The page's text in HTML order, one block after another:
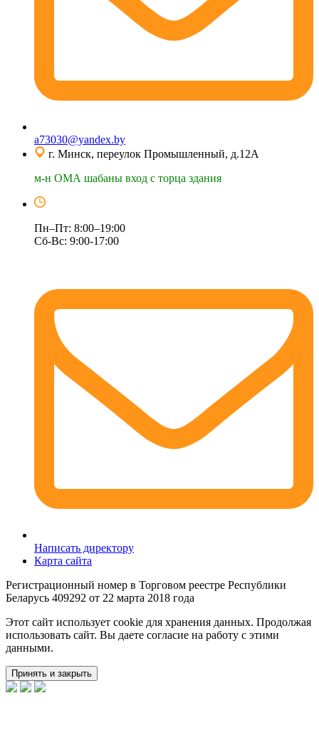
a73030@yandex.by
г. Минск, переулок Промышленный, д.12А
м-н ОМА шабаны вход с торца здания
Пн–Пт: 8:00–19:00
Сб-Вс: 9:00-17:00
Написать директору
Карта сайта
Регистрационный номер в Торговом реестре Республики
Беларусь 409292 от 22 марта 2018 года
Этот сайт использует cookie для хранения данных. Продолжая
использовать сайт. Вы даете согласие на работу с этими
данными.
Принять и закрыть